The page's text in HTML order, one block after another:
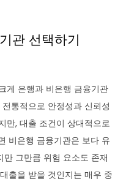
관 선택하기
게 은행과 비은행 금융기관
통적으로 안정성과 신뢰성
만, 대출 조건이 상대적으로
비은행 금융기관은 보다 유
그만큼 위험 요소도 존재
출을 받을 것인지는 매우 중